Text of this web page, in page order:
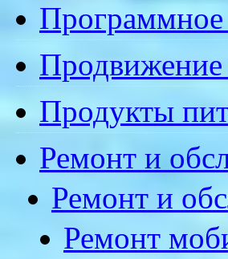
Программное
Продвижение
Продукты
Ремонт и
Ремонт и
Ремонт